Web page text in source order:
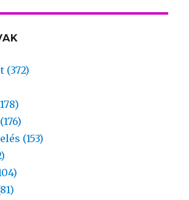
(372)
(153)